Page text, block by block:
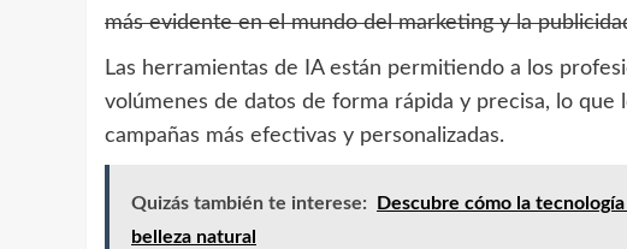
más evidente en el mundo del marketing y la
Las herramientas de IA están permitiendo a los
volúmenes de datos de forma rápida y precisa, lo que
campañas más efectivas y personalizadas.
Quizás también te interese:
Descubre cómo la
belleza natural